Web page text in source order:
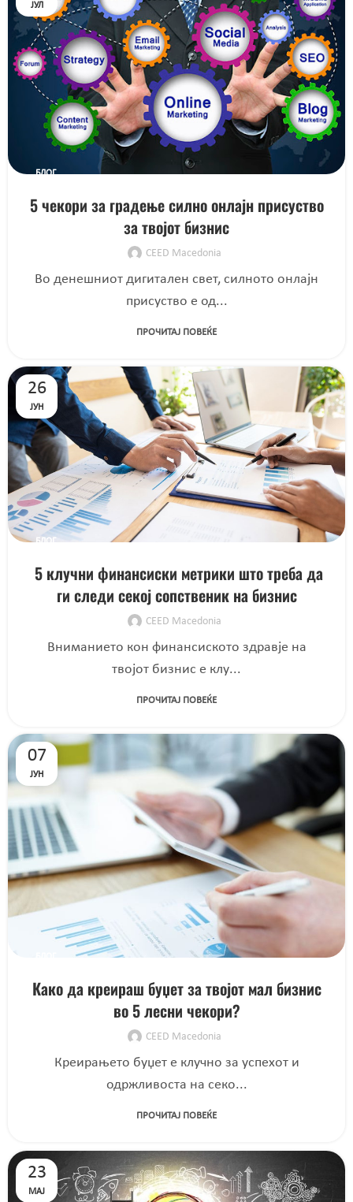
ЈУЛ
БЛОГ
5 чекори за градење силно онлајн присуство
за твојот бизнис
CEED Macedonia
Во денешниот дигитален свет, силното онлајн
присуство е од...
ПРОЧИТАЈ ПОВЕЌЕ
26
ЈУН
БЛОГ
5 клучни финансиски метрики што треба да
ги следи секој сопственик на бизнис
CEED Macedonia
Вниманието кон финансиското здравје на
твојот бизнис е клу...
ПРОЧИТАЈ ПОВЕЌЕ
07
ЈУН
Како да креираш буџет за твојот мал бизнис
во 5 лесни чекори?
CEED Macedonia
Креирањето буџет е клучно за успехот и
одржливоста на секо...
ПРОЧИТАЈ ПОВЕЌЕ
23
МАЈ